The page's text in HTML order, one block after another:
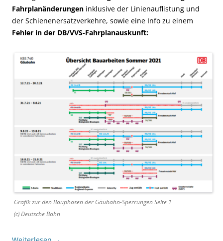
Fahrplanänderungen inklusive der Linienauflistung und
der Schienenersatzverkehre, sowie eine Info zu einem
Fehler in der DB/VVS-Fahrplanauskunft:
Grafik zur den Bauphasen der Gäubahn-Sperrungen Seite 1
(c) Deutsche Bahn